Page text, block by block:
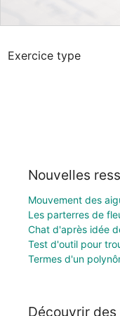
Exercice type
Nouvelles
Mouvement des
Les parterres de
Chat d'après idée
Test d'outil pour
Termes d'un
Découvrir